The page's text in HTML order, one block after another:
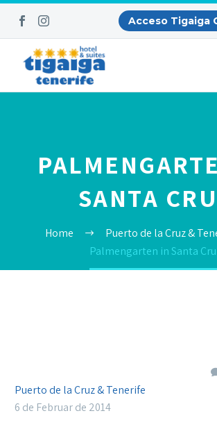
Acceso Tigaiga
SANTA
Home
Puerto de la Cruz &
Palmengarten in Santa
Puerto de la Cruz & Tenerife
6 de Februar de 2014